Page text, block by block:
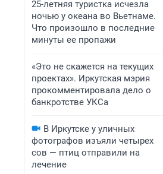
25-летняя туристка исчезла
ночью у океана во Вьетнаме.
Что произошло в последние
минуты ее пропажи
«Это не скажется на текущих
проектах». Иркутская мэрия
прокомментировала дело о
банкротстве УКСа
В Иркутске у уличных
фотографов изъяли четырех
сов — птиц отправили на
лечение